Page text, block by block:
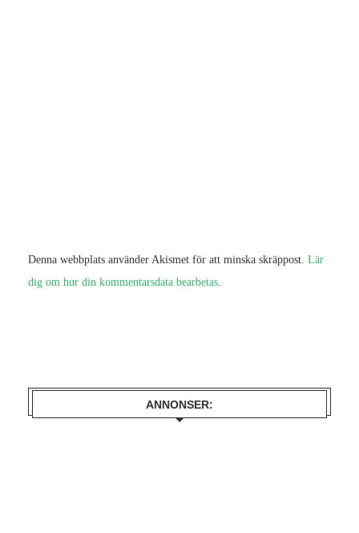
Denna webbplats använder Akismet för att minska skräppost. Lär
dig om hur din kommentarsdata bearbetas.
ANNONSER: